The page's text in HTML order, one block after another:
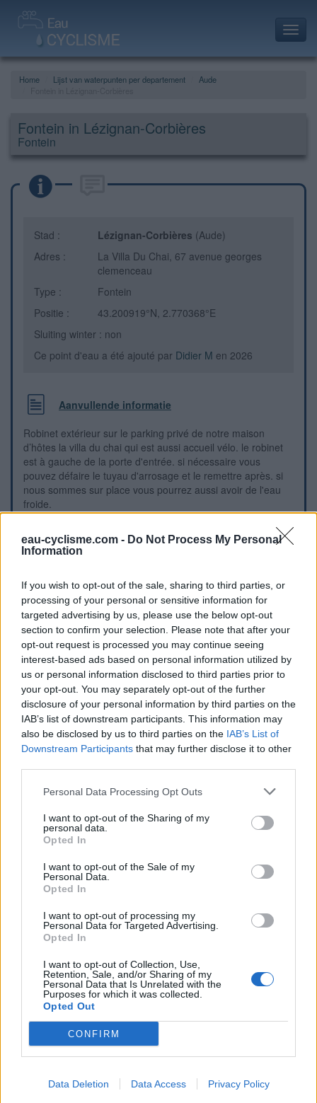
eau-cyclisme.com - Do Not Process My Personal
Information
If you wish to opt-out of the sale, sharing to third parties, or
processing of your personal or sensitive information for
targeted advertising by us, please use the below opt-out
section to confirm your selection. Please note that after your
opt-out request is processed you may continue seeing
interest-based ads based on personal information utilized by
us or personal information disclosed to third parties prior to
your opt-out. You may separately opt-out of the further
disclosure of your personal information by third parties on the
IAB’s list of downstream participants. This information may
also be disclosed by us to third parties on the IAB’s List of
Downstream Participants that may further disclose it to other
Personal Data Processing Opt Outs
I want to opt-out of the Sharing of my
personal data.
Opted In
I want to opt-out of the Sale of my
Personal Data.
Opted In
I want to opt-out of processing my
Personal Data for Targeted Advertising.
Opted In
I want to opt-out of Collection, Use,
Retention, Sale, and/or Sharing of my
Personal Data that Is Unrelated with the
Purposes for which it was collected.
Opted Out
CONFIRM
Data Deletion Data Access Privacy Policy
Home Lijst van waterpunten per departement
Aude
Fontein in Lézignan-Corbières
Fontein
Stad : Lézignan-Corbières (Aude)
Adres :
La Villa Du Chai, 67 avenue georges
clemenceau
Type :
Fontein
Positie :
43.200919°N, 2.770368°E
Sluiting winter : non
Ce point d'eau a été ajouté par Didier M en 2026
Aanvullende informatie
Robinet extérieur sur le parking privé de notre maison
d’hôtes la villa du chai qui est aussi accueil vélo. le robinet
est à gauche de la porte d'entrée. si nécessaire vous
pouvez défaire le tuyau d'arrosage et le remettre après. si
nous sommes sur place vous pourrez aussi avoir de l'eau
froide.
Visuele aanwijzingen
Toon kaart